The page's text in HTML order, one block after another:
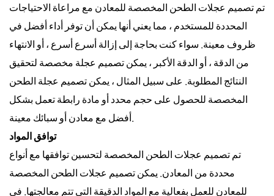
تم تصميم عجلات الطحن المخصصة للمعادن مع مراعاة الاحتياجات
المحددة للمستخدم ، مما يعني أنها يمكن أن توفر أداء أفضل في
ظروف معينة. سواء كنت بحاجة إلى إزالة أسرع أسرع ، أو الانتهاء
من الدقة ، أو الدقة الأكبر ، يمكن تصميم عجلة مخصصة لتحقيق
النتائج المطلوبة. على سبيل المثال ، يمكن تصميم عجلة الطحن
المخصصة للحصول على حجم محدد أو مادة رابطة تعمل بشكل
توافق المواد
تم تصميم عجلات الطحن المخصصة لتحسين توافقها مع أنواع
محددة من المعادن. يمكن تصميم عجلات الطحن المخصصة
للمعادن للعمل بفعالية مع المواد الدقيقة التي تتم معالجتها. في